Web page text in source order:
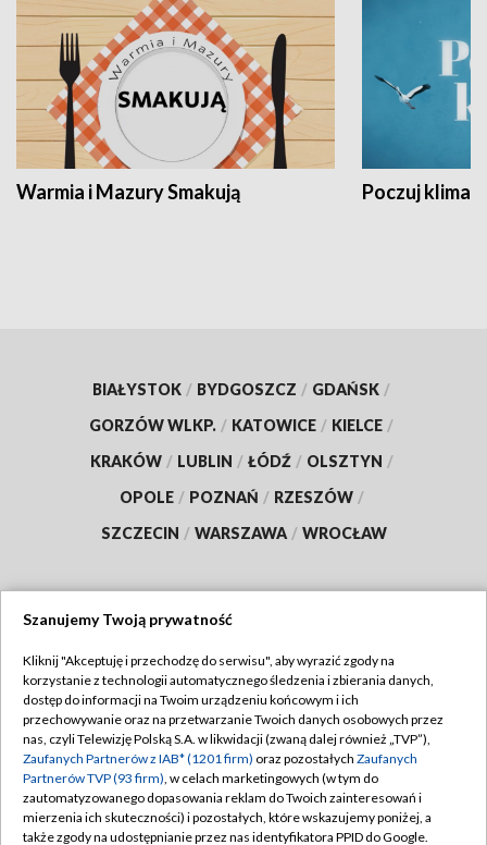
Warmia i Mazury Smakują Poczuj klimat
BIAŁYSTOK / BYDGOSZCZ / GDAŃSK /
GORZÓW WLKP. / KATOWICE / KIELCE /
KRAKÓW / LUBLIN / ŁÓDŹ / OLSZTYN /
OPOLE / POZNAŃ / RZESZÓW /
SZCZECIN / WARSZAWA / WROCŁAW
TVP
Abonament TVP
Emisja w TVP
Centrum informacji TVP
Naziemna Telewizja Cyfrowa
Regulamin TVP
Polityka prywatności
Moje zgody
Pomoc
Szanujemy Twoją prywatność
Kliknij "Akceptuję i przechodzę do serwisu", aby wyrazić zgody na
korzystanie z technologii automatycznego śledzenia i zbierania danych,
dostęp do informacji na Twoim urządzeniu końcowym i ich
przechowywanie oraz na przetwarzanie Twoich danych osobowych przez
nas, czyli Telewizję Polską S.A. w likwidacji (zwaną dalej również „TVP”),
Zaufanych Partnerów z IAB* (1201 firm) oraz pozostałych Zaufanych
Partnerów TVP (93 firm), w celach marketingowych (w tym do
zautomatyzowanego dopasowania reklam do Twoich zainteresowań i
mierzenia ich skuteczności) i pozostałych, które wskazujemy poniżej, a
także zgody na udostępnianie przez nas identyfikatora PPID do Google.